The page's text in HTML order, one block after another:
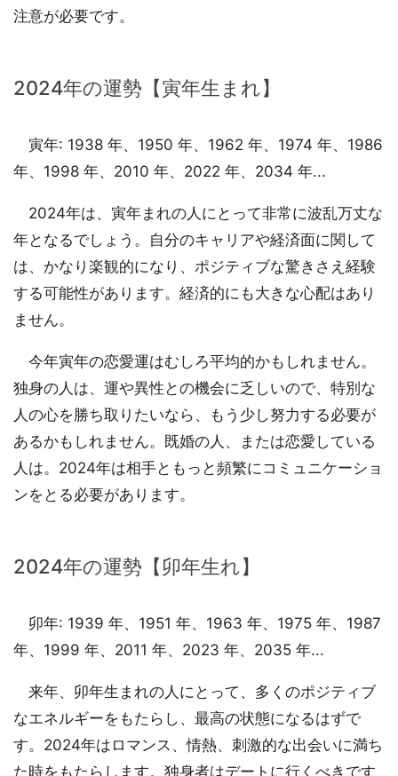
注意が必要です。
2024年の運勢【寅年生まれ】
寅年: 1938 年、1950 年、1962 年、1974 年、1986
年、1998 年、2010 年、2022 年、2034 年...
2024年は、寅年まれの人にとって非常に波乱万丈な
年となるでしょう。自分のキャリアや経済面に関して
は、かなり楽観的になり、ポジティブな驚きさえ経験
する可能性があります。経済的にも大きな心配はあり
ません。
今年寅年の恋愛運はむしろ平均的かもしれません。
独身の人は、運や異性との機会に乏しいので、特別な
人の心を勝ち取りたいなら、もう少し努力する必要が
あるかもしれません。既婚の人、または恋愛している
人は。2024年は相手ともっと頻繁にコミュニケーショ
ンをとる必要があります。
2024年の運勢【卯年生れ】
卯年: 1939 年、1951 年、1963 年、1975 年、1987
年、1999 年、2011 年、2023 年、2035 年...
来年、卯年生まれの人にとって、多くのポジティブ
なエネルギーをもたらし、最高の状態になるはずで
す。2024年はロマンス、情熱、刺激的な出会いに満ち
た時をもたらします。独身者はデートに行くべきです